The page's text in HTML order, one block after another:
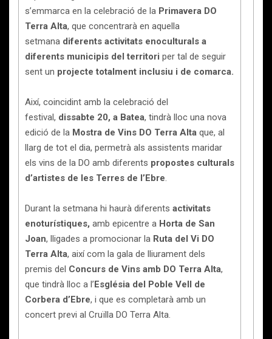
s’emmarca en la celebració de la Primavera DO
Terra Alta, que concentrarà en aquella
setmana diferents activitats enoculturals a
diferents municipis del territori per tal de seguir
sent un projecte totalment inclusiu i de comarca.
Així, coincidint amb la celebració del
festival, dissabte 20, a Batea, tindrà lloc una nova
edició de la Mostra de Vins DO Terra Alta que, al
llarg de tot el dia, permetrà als assistents maridar
els vins de la DO amb diferents propostes culturals
d’artistes de les Terres de l’Ebre.
Durant la setmana hi haurà diferents activitats
enoturístiques, amb epicentre a Horta de San
Joan, lligades a promocionar la Ruta del Vi DO
Terra Alta, així com la gala de lliurament dels
premis del Concurs de Vins amb DO Terra Alta,
que tindrà lloc a l’Església del Poble Vell de
Corbera d’Ebre, i que es completarà amb un
concert previ al Cruïlla DO Terra Alta.